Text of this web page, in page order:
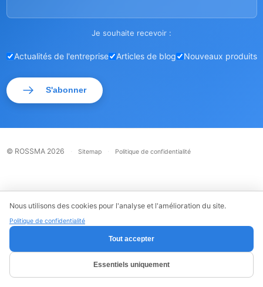
Nous utilisons des cookies pour l'analyse et l'amélioration du site.
Politique de confidentialité
Tout accepter
Essentiels uniquement
Je souhaite recevoir :
Actualités de l'entreprise Articles de blog Nouveaux produits
S'abonner
© ROSSMA 2026 Sitemap Politique de confidentialité